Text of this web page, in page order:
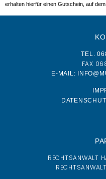
erhalten hierfür einen Gutschein, auf
TEL.
FAX
E-MAIL:
RECHTSANWALT